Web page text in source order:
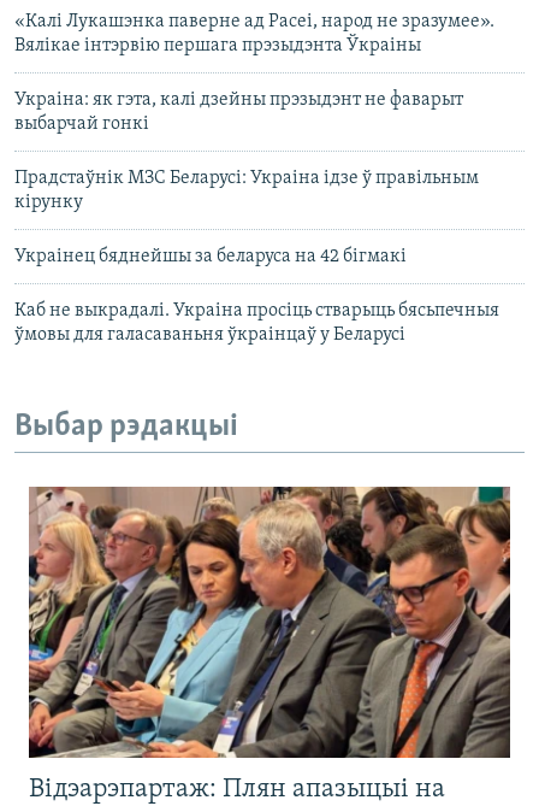
«Калі Лукашэнка паверне ад Расеі, народ не зразумее».
Вялікае інтэрвію першага прэзыдэнта Ўкраіны
Украіна: як гэта, калі дзейны прэзыдэнт не фаварыт
выбарчай гонкі
Прадстаўнік МЗС Беларусі: Украіна ідзе ў правільным
кірунку
Украінец бяднейшы за беларуса на 42 бігмакі
Каб не выкрадалі. Украіна просіць стварыць бясьпечныя
ўмовы для галасаваньня ўкраінцаў у Беларусі
Выбар рэдакцыі
Відэарэпартаж: Плян апазыцыі на